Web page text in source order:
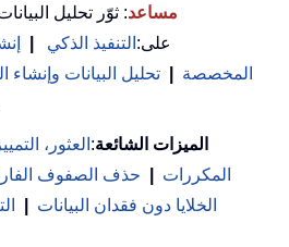
KUTOOLS AI مساعد: ثوّر تحليل
على: التنفيذ الذكي
المخصصة
تحليل البيانات
الميزات الشائعة: العثور،
المكررات
حذف الصفوف
الخلايا دون فقدان البيانات